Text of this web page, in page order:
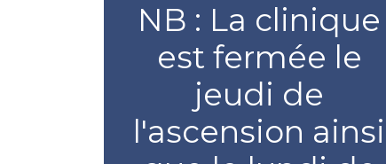
NB : La clinique
est fermée le
jeudi de
l'ascension ainsi